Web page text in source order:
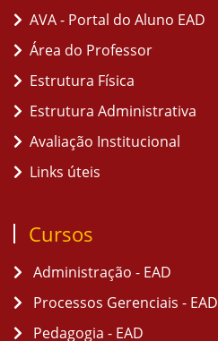
AVA - Portal do Aluno EAD
Área do Professor
Estrutura Física
Estrutura Administrativa
Avaliação Institucional
Links úteis
Cursos
Administração - EAD
Processos Gerenciais - EAD
Pedagogia - EAD